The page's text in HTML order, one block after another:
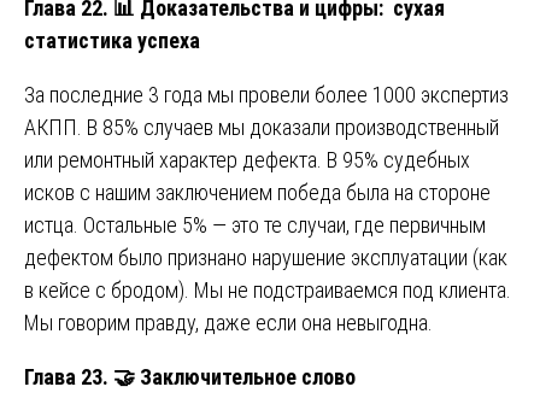
Глава 22. 📊 Доказательства и цифры: сухая
статистика успеха
За последние 3 года мы провели более 1000 экспертиз
АКПП. В 85% случаев мы доказали производственный
или ремонтный характер дефекта. В 95% судебных
исков с нашим заключением победа была на стороне
истца. Остальные 5% — это те случаи, где первичным
дефектом было признано нарушение эксплуатации (как
в кейсе с бродом). Мы не подстраиваемся под клиента.
Мы говорим правду, даже если она невыгодна.
Глава 23. 🤝 Заключительное слово